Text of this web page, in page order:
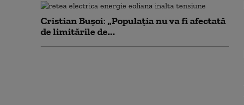
Cristian Bușoi: „Populația nu va fi afectată
de limitările de...